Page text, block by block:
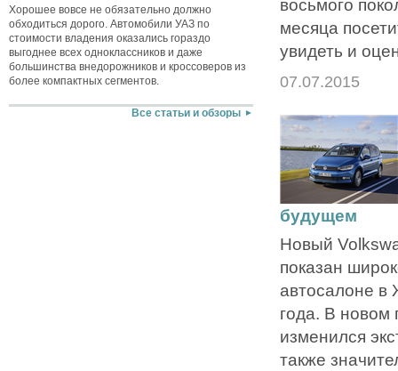
Хорошее вовсе не обязательно должно
обходиться дорого. Автомобили УАЗ по
стоимости владения оказались гораздо
выгоднее всех одноклассников и даже
большинства внедорожников и кроссоверов из
более компактных сегментов.
Все статьи и обзоры
восьмого
месяца
увидеть и
07.07.2015
будущем
Новый
показан
автосалоне в
года. В новом
изменился
также